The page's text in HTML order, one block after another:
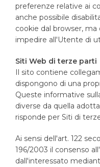
preferenze relative ai
anche possibile
cookie dal browser,
impedire all'Utente di
Siti Web di terze parti
Il sito contiene
dispongono di una
Queste informative
diverse da quella
risponde per Siti di
Ai sensi dell'art. 122
196/2003 il consenso
dall'interessato